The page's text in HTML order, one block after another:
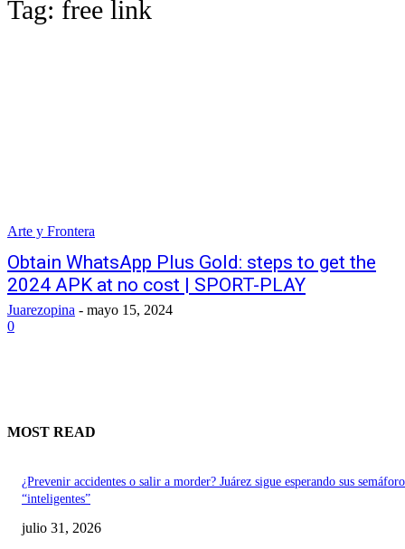
Tag: free link
Arte y Frontera
Obtain WhatsApp Plus Gold: steps to get the
2024 APK at no cost | SPORT-PLAY
Juarezopina - mayo 15, 2024
0
MOST READ
¿Prevenir accidentes o salir a morder? Juárez sigue esperando sus
“inteligentes”
julio 31, 2026